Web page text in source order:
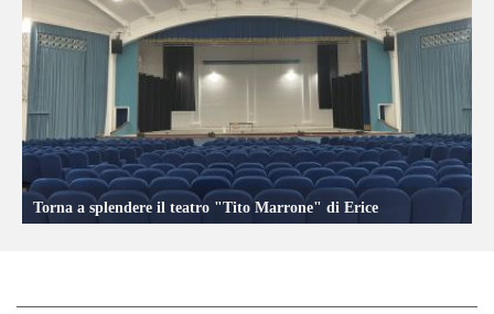
Torna a splendere il teatro "Tito Marrone" di Erice